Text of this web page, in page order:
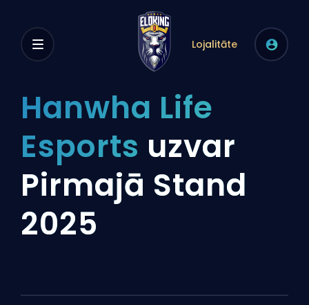
Lojalitāte
Hanwha Life
Esports uzvar
Pirmajā Stand
2025